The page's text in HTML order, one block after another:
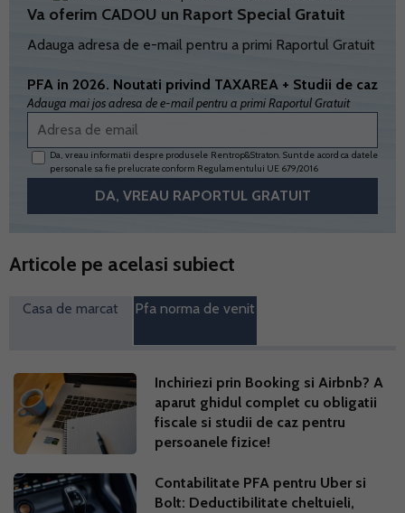
Va oferim CADOU un Raport Special Gratuit
Adauga adresa de e-mail pentru a primi Raportul Gratuit
PFA in 2026. Noutati privind TAXAREA + Studii de caz
Adauga mai jos adresa de e-mail pentru a primi Raportul Gratuit
Da, vreau informatii despre produsele Rentrop&Straton. Sunt de acord ca datele
personale sa fie prelucrate conform Regulamentului UE 679/2016
Articole pe acelasi subiect
Casa de marcat Pfa norma de venit
Inchiriezi prin Booking si Airbnb? A
aparut ghidul complet cu obligatii
fiscale si studii de caz pentru
persoanele fizice!
Contabilitate PFA pentru Uber si
Bolt: Deductibilitate cheltuieli,